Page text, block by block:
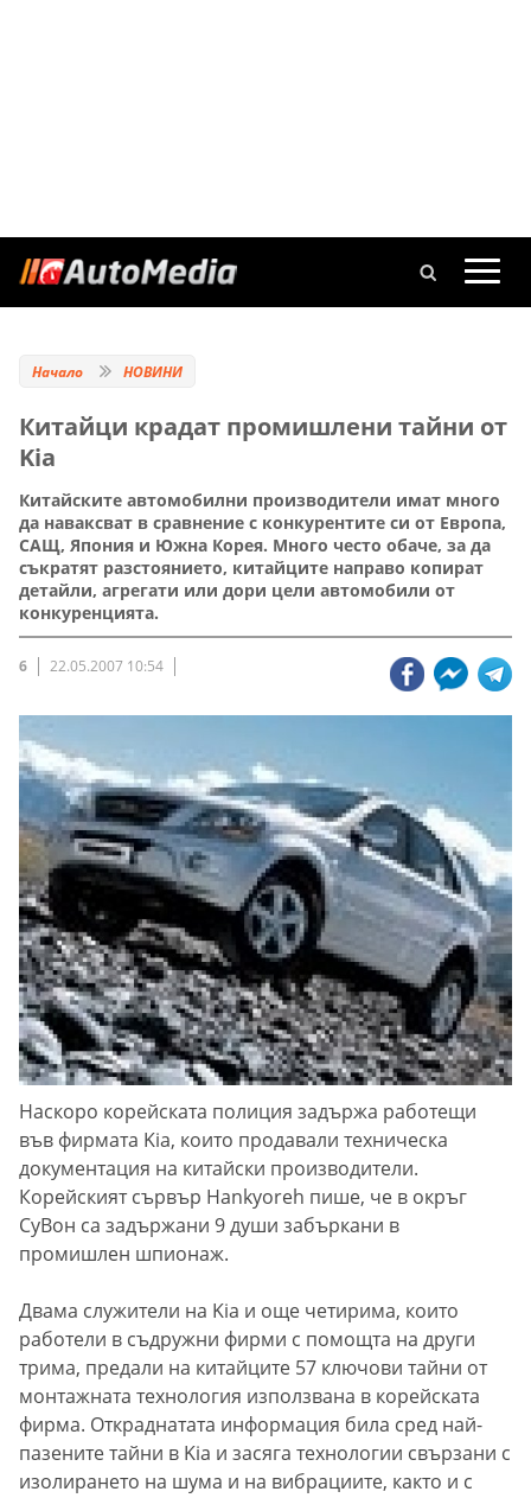
Начало НОВИНИ
Китайци крадат промишлени тайни от
Kia
Китайските автомобилни производители имат много
да наваксват в сравнение с конкурентите си от Европа,
САЩ, Япония и Южна Корея. Много често обаче, за да
съкратят разстоянието, китайците направо копират
детайли, агрегати или дори цели автомобили от
конкуренцията.
6 22.05.2007 10:54
Наскоро корейската полиция задържа работещи
във фирмата Kia, които продавали техническа
документация на китайски производители.
Корейският сървър Hankyoreh пише, че в окръг
СуВон са задържани 9 души забъркани в
промишлен шпионаж.
Двама служители на Kia и още четирима, които
работели в съдружни фирми с помощта на други
трима, предали на китайците 57 ключови тайни от
монтажната технология използвана в корейската
фирма. Откраднатата информация била сред най-
пазените тайни в Kia и засяга технологии свързани с
изолирането на шума и на вибрациите, както и с